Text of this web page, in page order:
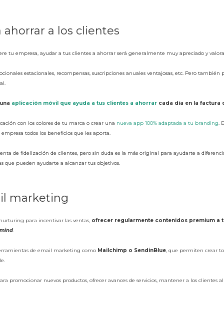
a los clientes
tu empresa, ayudar a tus clientes a ahorrar será generalmente muy apreciado y
estacionales, recompensas, suscripciones anuales ventajosas, etc. Pero
aplicación móvil que ayuda a tus clientes a ahorrar cada día en la factura
con los colores de tu marca o crear una nueva app 100% adaptada a tu branding.
todos los beneficios que les aporta.
de fidelización de clientes, pero sin duda es la más original para ayudarte a
pueden ayudarte a alcanzar tus objetivos.
marketing
para incentivar las ventas, ofrecer regularmente contenidos premium a
.
de email marketing como Mailchimp o SendinBlue, que permiten crear
promocionar nuevos productos, ofrecer avances de servicios, mantener a los clientes